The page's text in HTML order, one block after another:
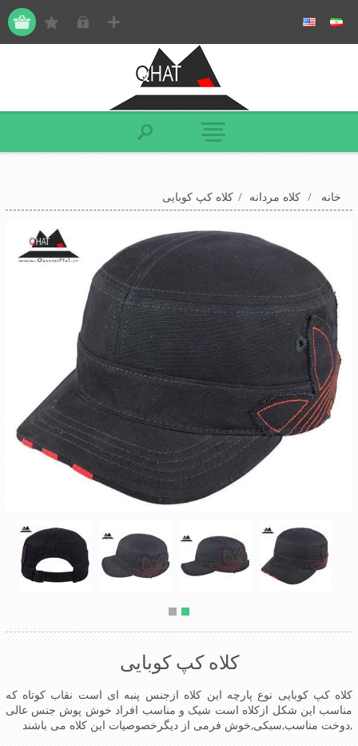
خانه / کلاه مردانه / کلاه کپ کوبایی
کلاه کپ کوبایی
کلاه کپ کوبایی نوع پارچه این کلاه ازجنس پنبه ای است نقاب کوتاه که
مناسب این شکل ازکلاه است شیک و مناسب افراد خوش پوش جنس عالی
,دوخت مناسب,سبکی,خوش فرمی از دیگرخصوصیات این کلاه می باشند